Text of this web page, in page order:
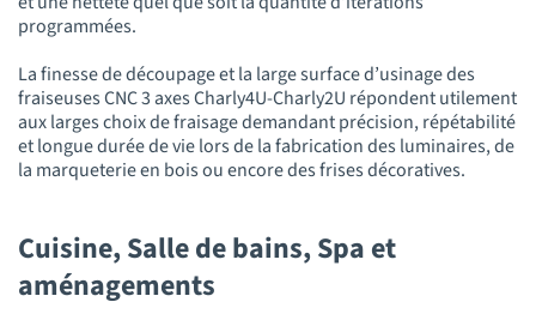
programmées.
La finesse de découpage et la large surface d’usinage des
fraiseuses CNC 3 axes Charly4U-Charly2U répondent utilement
aux larges choix de fraisage demandant précision, répétabilité
et longue durée de vie lors de la fabrication des luminaires, de
la marqueterie en bois ou encore des frises décoratives.
Cuisine, Salle de bains, Spa et
aménagements